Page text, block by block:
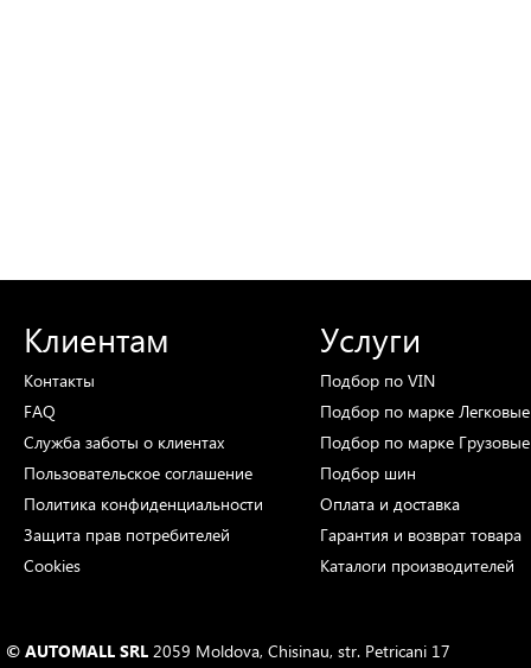
Клиентам
Контакты
FAQ
Служба заботы о клиентах
Пользовательское соглашение
Политика конфиденциальности
Защита прав потребителей
Cookies
Услуги
Подбор по VIN
Подбор по марке
Подбор по марке
Подбор шин
Оплата и доставка
Гарантия и возврат товара
Каталоги производителей
© AUTOMALL SRL 2059 Moldova, Chisinau, str. Petricani 17